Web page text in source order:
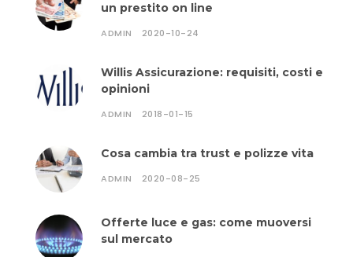
un prestito on line
ADMIN 2020-10-24
Willis Assicurazione: requisiti, costi e
opinioni
ADMIN 2018-01-15
Cosa cambia tra trust e polizze vita
ADMIN 2020-08-25
Offerte luce e gas: come muoversi
sul mercato